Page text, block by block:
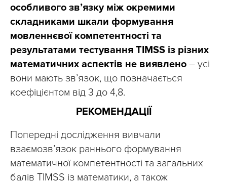
особливого зв’язку між окремими
складниками шкали формування
мовленнєвої компетентності та
результатами тестування TIMSS із різних
математичних аспектів не виявлено – усі
вони мають зв’язок, що позначається
коефіцієнтом від 3 до 4,8.
РЕКОМЕНДАЦІЇ
Попередні дослідження вивчали
взаємозв’язок раннього формування
математичної компетентності та загальних
балів TIMSS із математики, а також